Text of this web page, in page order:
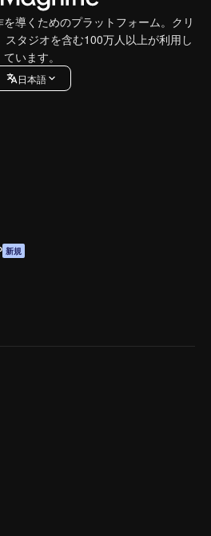
導くためのプラットフォーム。クリ
タジオを含む100万人以上が利用し
ています。
日本語
新規